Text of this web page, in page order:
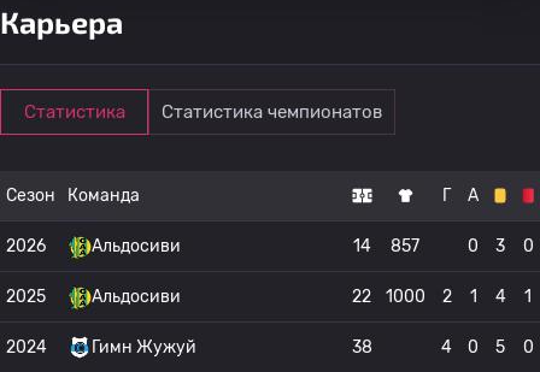
Карьера
Статистика Статистика чемпионатов
Сезон Команда Г А
2026 Альдосиви 14 857 0 3 0
2025 Альдосиви 22 1000 2 1 4 1
2024 Гимн Жужуй 38 4 0 5 0